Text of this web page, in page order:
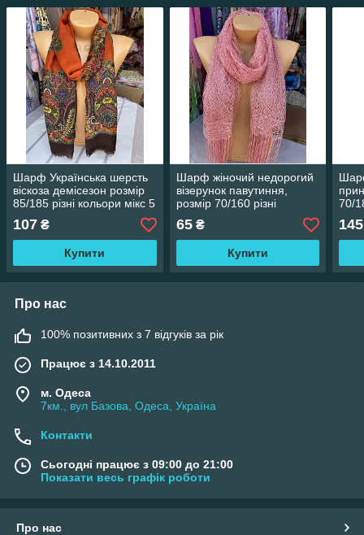
Шарф Українська шерсть
віскоза демісезон розмір
85/185 різні кольори мікс 5
шт.
107 ₴
Купити
Шарф жіночий недорогий
візерунок павутиння,
розмір 70/160 різні
кольори
65₴
Купити
70/
145
Про нас
100% позитивних з 7 відгуків за рік
Працює з 14.10.2011
м. Одеса
7км., вул Базова, Одеса, Україна
Контакти
Сьогодні працює з 09:00 до 21:00
Показати весь графік роботи
Про нас